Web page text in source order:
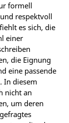
formell
respektvoll
es sich, die
einer
die Eignung
eine passende
In diesem
nicht an
um deren